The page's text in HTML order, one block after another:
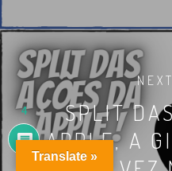
SPLIT
APPLE, A
Translate »
4